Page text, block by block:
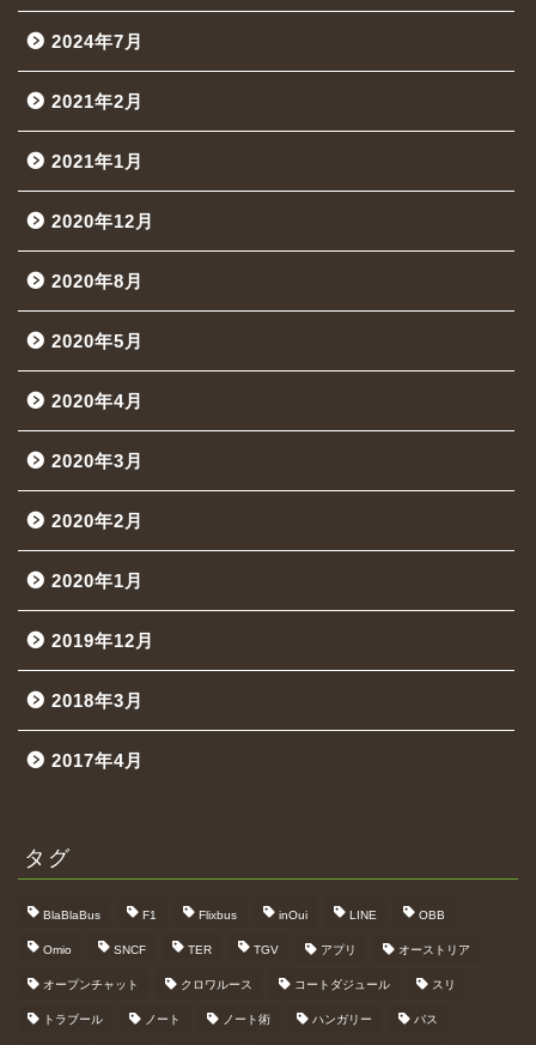
2024年7月
2021年2月
2021年1月
2020年12月
2020年8月
2020年5月
2020年4月
2020年3月
2020年2月
2020年1月
2019年12月
2018年3月
2017年4月
タグ
BlaBlaBus F1 Flixbus inOui LINE OBB
Omio SNCF TER TGV アプリ オーストリア
オープンチャット クロワルース コートダジュール スリ
トラブール ノート ノート術 ハンガリー バス